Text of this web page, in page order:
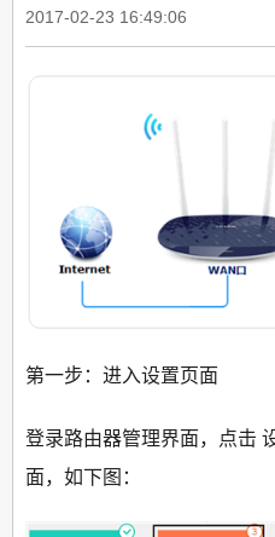
2017-02-23 16:49:06
第一步：进入设置页面
登录路由器管理界面，点击
面，如下图：